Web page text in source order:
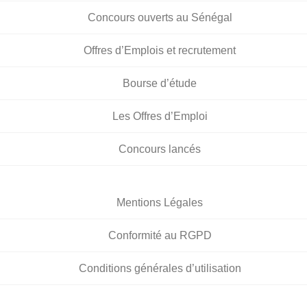
Concours ouverts au Sénégal
Offres d’Emplois et recrutement
Bourse d’étude
Les Offres d’Emploi
Concours lancés
Mentions Légales
Conformité au RGPD
Conditions générales d’utilisation